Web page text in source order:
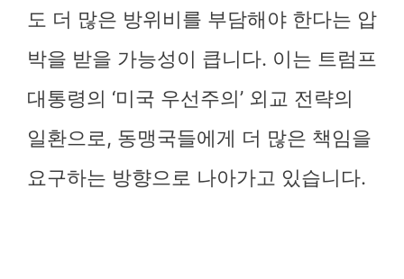
도 더 많은 방위비를 부담해야 한다는 압
박을 받을 가능성이 큽니다. 이는 트럼프
대통령의 ‘미국 우선주의’ 외교 전략의
일환으로, 동맹국들에게 더 많은 책임을
요구하는 방향으로 나아가고 있습니다.